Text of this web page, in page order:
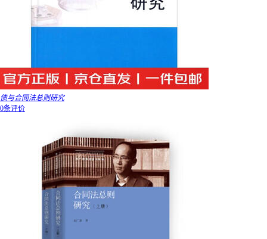
债与合同法总则研究
0条评价